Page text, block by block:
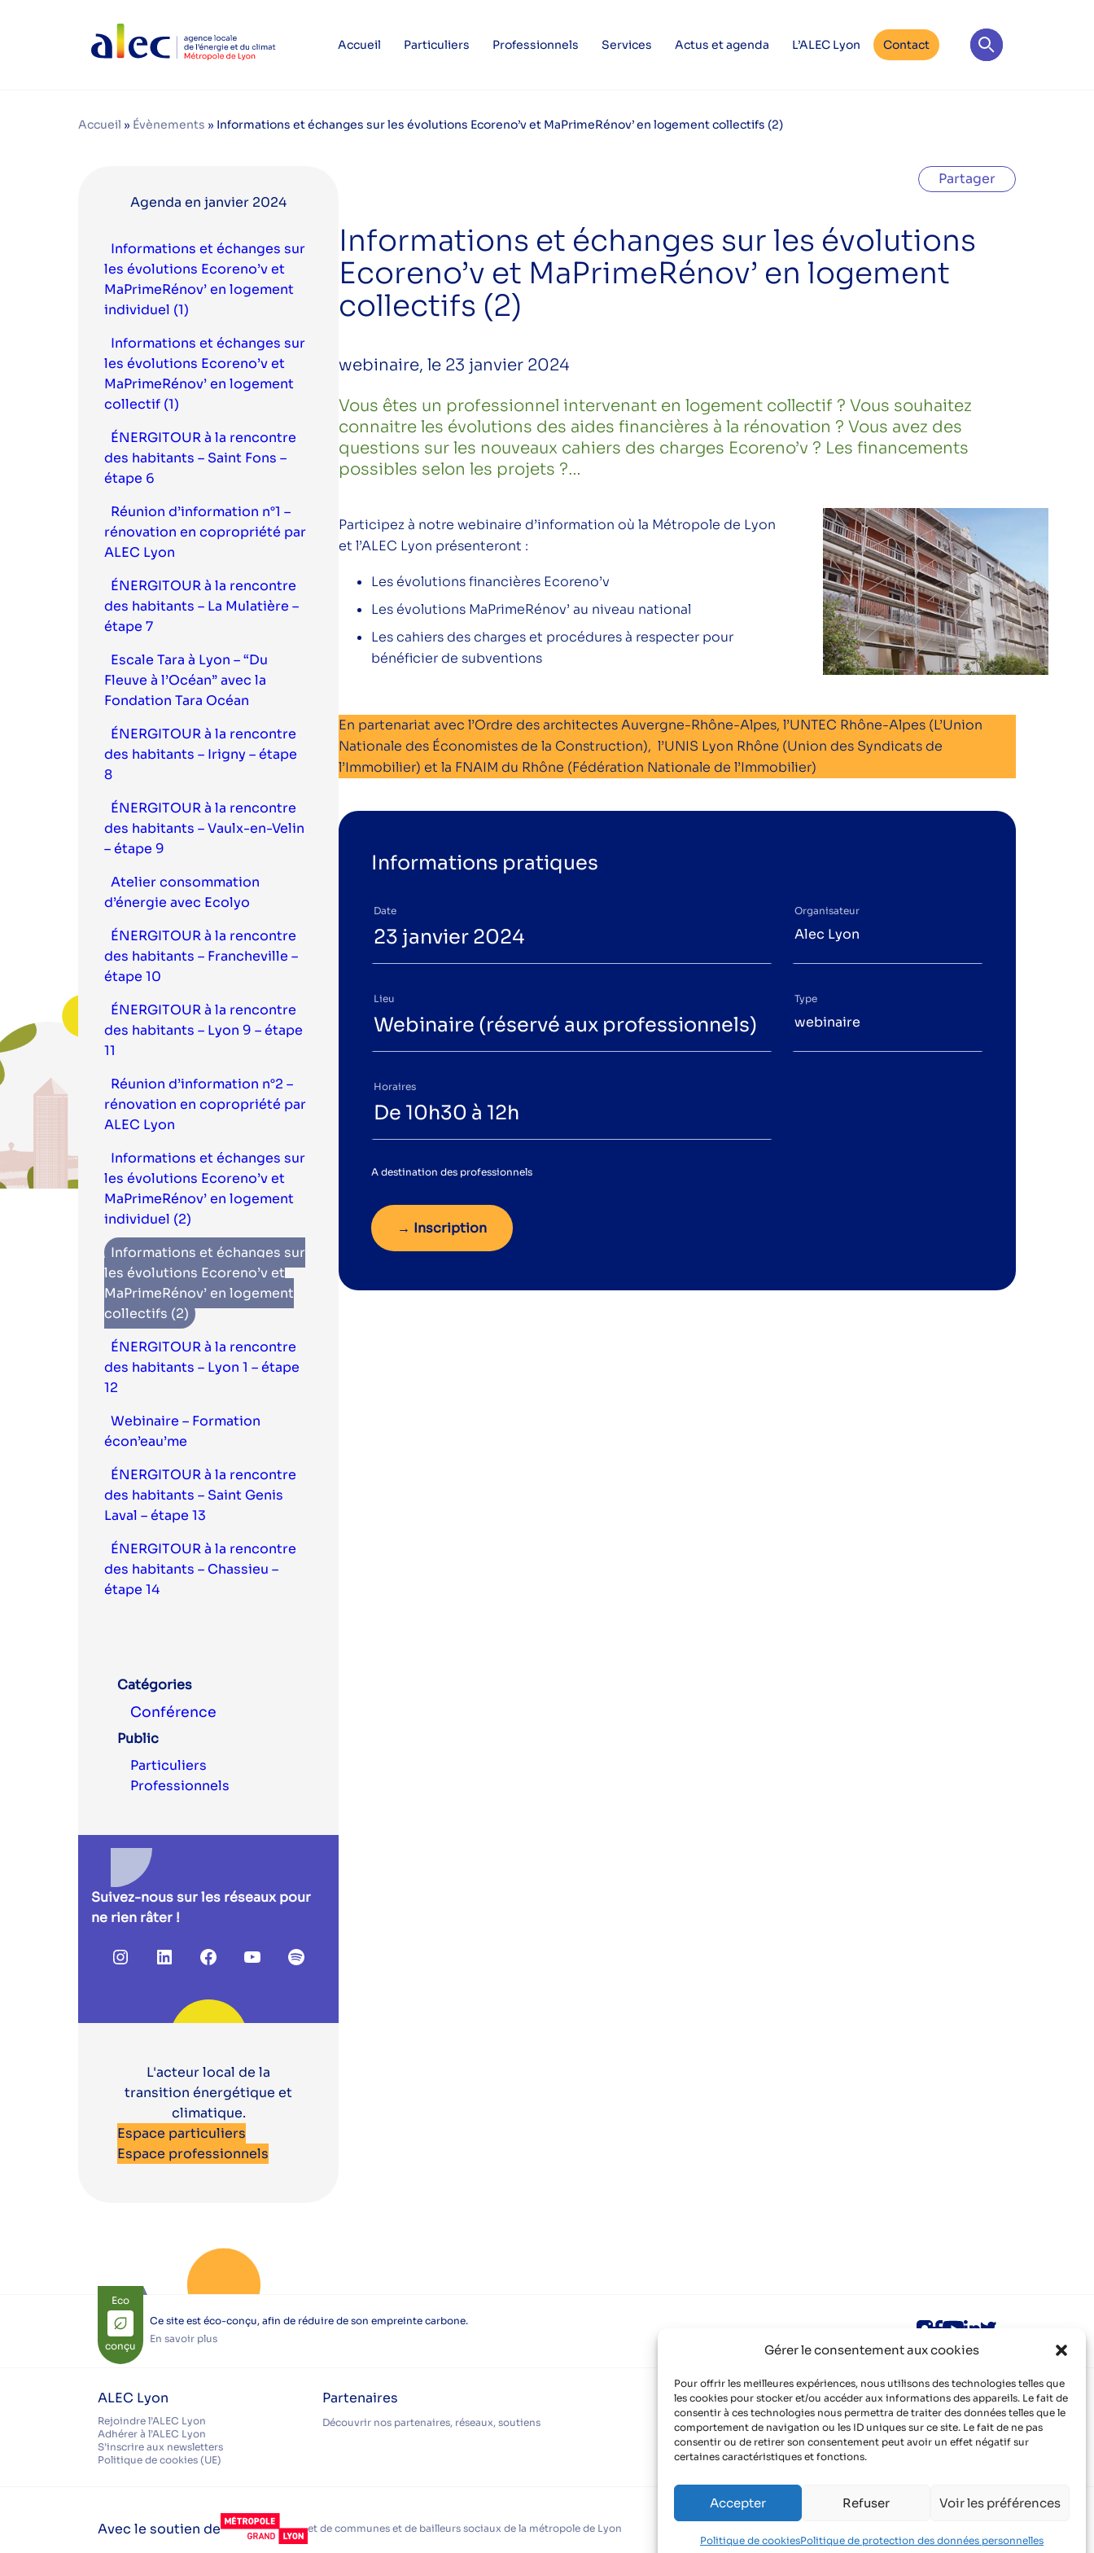
Gérer le consentement aux cookies
Pour offrir les meilleures expériences, nous utilisons des technologies telles que
les cookies pour stocker et/ou accéder aux informations des appareils. Le fait de
consentir à ces technologies nous permettra de traiter des données telles que le
comportement de navigation ou les ID uniques sur ce site. Le fait de ne pas
consentir ou de retirer son consentement peut avoir un effet négatif sur
certaines caractéristiques et fonctions.
Accepter Refuser Voir les préférences
Politique de cookiesPolitique de protection des données personnelles
Accueil Particuliers Professionnels Services Actus et agenda L’ALEC Lyon Contact
Accueil » Évènements » Informations et échanges sur les évolutions Ecoreno’v et MaPrimeRénov’ en logement collectifs (2)
Agenda en janvier 2024
Informations et échanges sur
les évolutions Ecoreno’v et
MaPrimeRénov’ en logement
individuel (1)
Informations et échanges sur
les évolutions Ecoreno’v et
MaPrimeRénov’ en logement
collectif (1)
ÉNERGITOUR à la rencontre
des habitants – Saint Fons –
étape 6
Réunion d’information n°1 –
rénovation en copropriété par
ALEC Lyon
ÉNERGITOUR à la rencontre
des habitants – La Mulatière –
étape 7
Escale Tara à Lyon – “Du
Fleuve à l’Océan” avec la
Fondation Tara Océan
ÉNERGITOUR à la rencontre
des habitants – Irigny – étape
8
ÉNERGITOUR à la rencontre
des habitants – Vaulx-en-Velin
– étape 9
Atelier consommation
d’énergie avec Ecolyo
ÉNERGITOUR à la rencontre
des habitants – Francheville –
étape 10
ÉNERGITOUR à la rencontre
des habitants – Lyon 9 – étape
11
Réunion d’information n°2 –
rénovation en copropriété par
ALEC Lyon
Informations et échanges sur
les évolutions Ecoreno’v et
MaPrimeRénov’ en logement
individuel (2)
Informations et échanges sur
les évolutions Ecoreno’v et
MaPrimeRénov’ en logement
collectifs (2)
ÉNERGITOUR à la rencontre
des habitants – Lyon 1 – étape
12
Webinaire – Formation
écon’eau’me
ÉNERGITOUR à la rencontre
des habitants – Saint Genis
Laval – étape 13
ÉNERGITOUR à la rencontre
des habitants – Chassieu –
étape 14
Catégories
Conférence
Public
Particuliers
Professionnels
Suivez-nous sur les réseaux pour
ne rien râter !
Instagram
LinkedInFacebook
YouTubeSpotify
L'acteur local de la
transition énergétique et
climatique.
Espace particuliers
Espace professionnels
Partager
Informations et échanges sur les évolutions
Ecoreno’v et MaPrimeRénov’ en logement
collectifs (2)
webinaire, le 23 janvier 2024
Vous êtes un professionnel intervenant en logement collectif ? Vous souhaitez
connaitre les évolutions des aides financières à la rénovation ? Vous avez des
questions sur les nouveaux cahiers des charges Ecoreno’v ? Les financements
possibles selon les projets ?…
Participez à notre webinaire d’information où la Métropole de Lyon
et l’ALEC Lyon présenteront :
Les évolutions financières Ecoreno’v
Les évolutions MaPrimeRénov’ au niveau national
Les cahiers des charges et procédures à respecter pour
bénéficier de subventions
En partenariat avec l’Ordre des architectes Auvergne-Rhône-Alpes, l’UNTEC Rhône-Alpes (L’Union
Nationale des Économistes de la Construction), l’UNIS Lyon Rhône (Union des Syndicats de
l’Immobilier) et la FNAIM du Rhône (Fédération Nationale de l’Immobilier)
Informations pratiques
Date
23 janvier 2024
Organisateur
Alec Lyon
Lieu
Webinaire (réservé aux professionnels)
Type
webinaire
Horaires
De 10h30 à 12h
A destination des professionnels
→ Inscription
Eco
conçu
Ce site est éco-conçu, afin de réduire de son empreinte carbone.
En savoir plus
ALEC Lyon
Rejoindre l’ALEC Lyon
Adhérer à l’ALEC Lyon
S’inscrire aux newsletters
Politique de cookies (UE)
Partenaires
Découvrir nos partenaires, réseaux, soutiens
Infos pratiques
Mentions légales
Politique de confidentialité
Contact
Organisme de formation certifié QUALIOPI
Avec le soutien de et de communes et de bailleurs sociaux de la métropole de Lyon